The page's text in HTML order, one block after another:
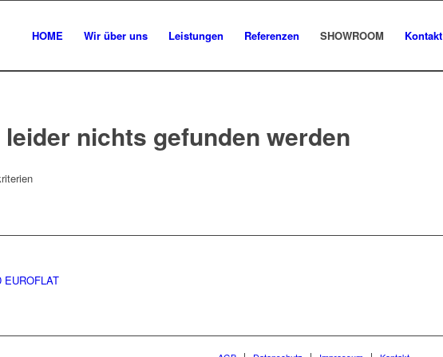
HOME Wir über uns Leistungen Referenzen SHOWROOM Kontakt
nichts gefunden werden